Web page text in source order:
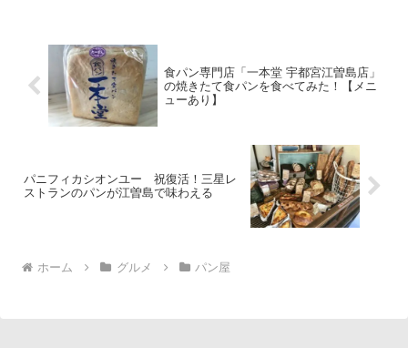
食パン専門店「一本堂 宇都宮江曽島店」
の焼きたて食パンを食べてみた！【メニ
ューあり】
パニフィカシオンユー 祝復活！三星レ
ストランのパンが江曽島で味わえる
ホーム グルメ パン屋